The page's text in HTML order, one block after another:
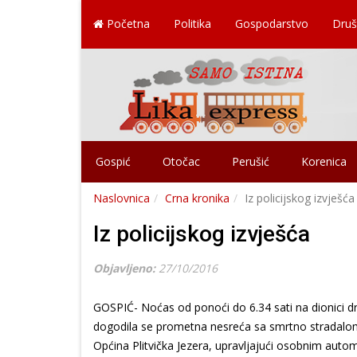
Početna Politika Gospodarstvo
Gospić Otočac Perušić Korenica
Naslovnica Crna kronika Iz policijskog izvješća
Iz policijskog izvješća
Objavljeno: 27/10/2016
GOSPIĆ- Noćas od ponoći do 6.34 sati na dionici
dogodila se prometna nesreća sa smrtno
Općina Plitvička Jezera, upravljajući osobnim